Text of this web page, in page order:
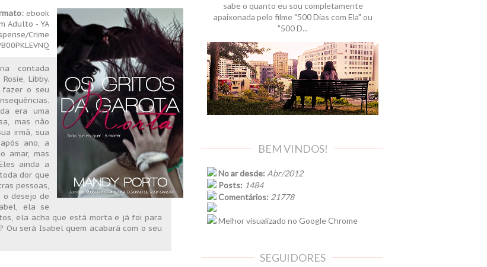
ebook
Adulto - YA
Crime
contada
Libby.
o seu
era uma
mas não
irmã, sua
ano, a
amar, mas
ainda a
dor que
pessoas,
o desejo de
ela se
ela acha que está morta e já foi para
será Isabel quem acabará com o seu
sabe o quanto eu sou completamente
apaixonada pelo filme "500 Dias com Ela" ou
"500 D...
BEM VINDOS!
No ar desde: Abr/2012
Posts: 1484
Comentários: 21778
Melhor visualizado no Google Chrome
SEGUIDORES